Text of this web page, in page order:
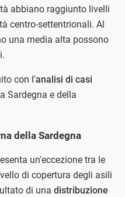
abbiano raggiunto livelli
centro-settentrionali. Al
una media alta possono
con l'analisi di casi
Sardegna e della
della Sardegna
un'eccezione tra le
di copertura degli asili
di una distribuzione